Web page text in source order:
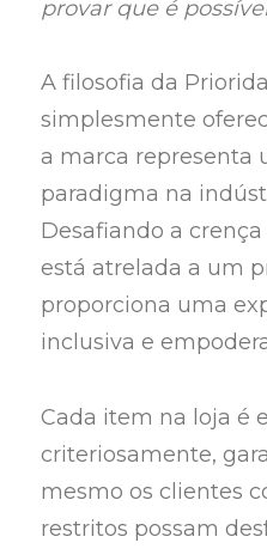
provar que é
A filosofia da
simplesmente
a marca representa
paradigma na
Desafiando a
está atrelada a um
proporciona uma
inclusiva e
Cada item na loja é
criteriosamente,
mesmo os clientes
restritos possam